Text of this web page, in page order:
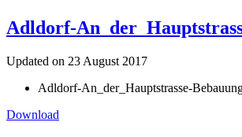
Adldorf-
Updated on 23 August 2017
Adldorf-An_der_Hauptstrasse-
Download